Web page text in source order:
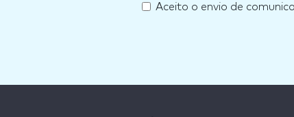
Aceito o envio de